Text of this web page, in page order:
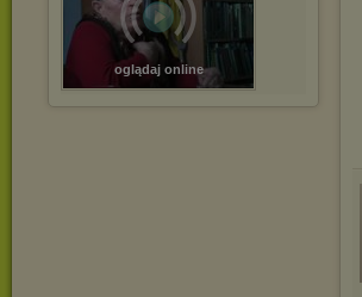
oglądaj online